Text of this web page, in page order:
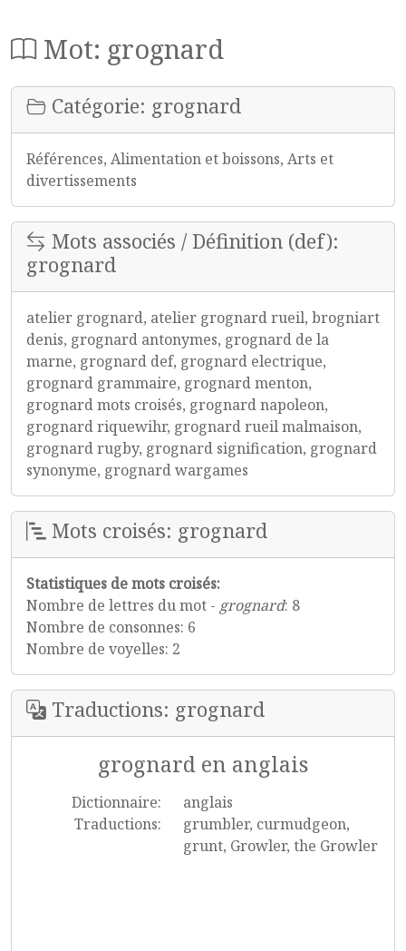
Mot: grognard
Catégorie: grognard
Références, Alimentation et boissons, Arts et
divertissements
Mots associés / Définition (def):
grognard
atelier grognard, atelier grognard rueil, brogniart
denis, grognard antonymes, grognard de la
marne, grognard def, grognard electrique,
grognard grammaire, grognard menton,
grognard mots croisés, grognard napoleon,
grognard riquewihr, grognard rueil malmaison,
grognard rugby, grognard signification, grognard
synonyme, grognard wargames
Mots croisés: grognard
Statistiques de mots croisés:
Nombre de lettres du mot - grognard: 8
Nombre de consonnes: 6
Nombre de voyelles: 2
Traductions: grognard
grognard en anglais
Dictionnaire:
anglais
Traductions:
grumbler, curmudgeon,
grunt, Growler, the Growler